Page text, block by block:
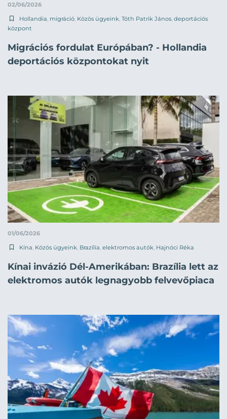
02/06/2026
Hollandia, migráció, Közös ügyeink, Tóth Patrik János, deportációs
központ
Migrációs fordulat Európában? - Hollandia
deportációs központokat nyit
01/06/2026
Kína, Közös ügyeink, Brazília, elektromos autók, Hajnóci Réka
Kínai invázió Dél-Amerikában: Brazília lett az
elektromos autók legnagyobb felvevőpiaca